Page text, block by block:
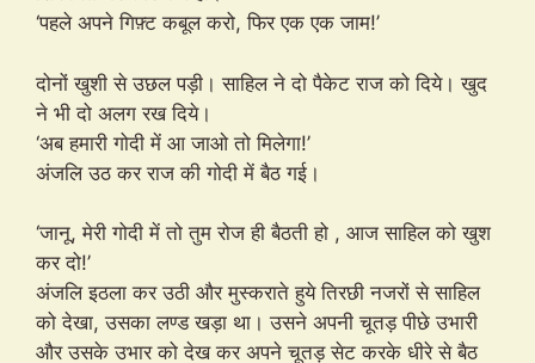
‘पहले अपने गिफ़्ट कबूल करो, फिर एक एक जाम!’
दोनों खुशी से उछल पड़ी। साहिल ने दो पैकेट राज को दिये। खुद
ने भी दो अलग रख दिये।
‘अब हमारी गोदी में आ जाओ तो मिलेगा!’
अंजलि उठ कर राज की गोदी में बैठ गई।
‘जानू, मेरी गोदी में तो तुम रोज ही बैठती हो , आज साहिल को खुश
कर दो!’
अंजलि इठला कर उठी और मुस्कराते हुये तिरछी नजरों से साहिल
को देखा, उसका लण्ड खड़ा था। उसने अपनी चूतड़ पीछे उभारी
और उसके उभार को देख कर अपने चूतड़ सेट करके धीरे से बैठ